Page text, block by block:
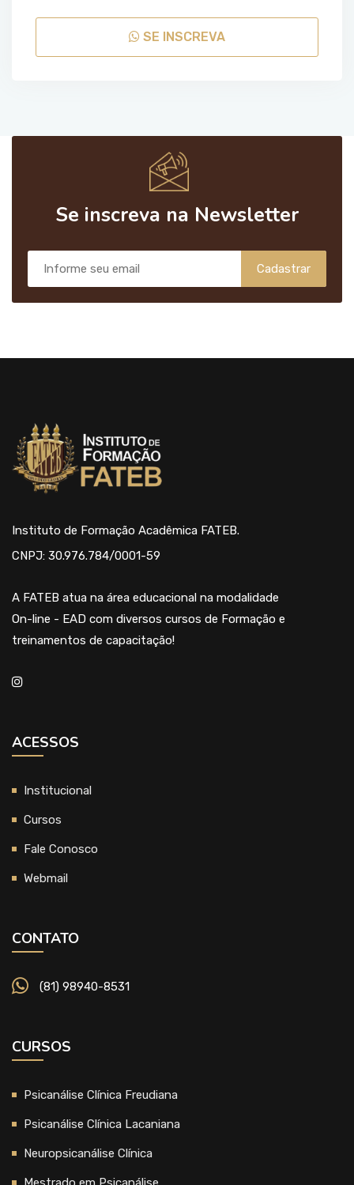
SE INSCREVA
Se inscreva na Newsletter
Cadastrar
Instituto de Formação Acadêmica FATEB.
CNPJ: 30.976.784/0001-59
A FATEB atua na área educacional na modalidade
On-line - EAD com diversos cursos de Formação e
treinamentos de capacitação!
ACESSOS
Institucional
Cursos
Fale Conosco
Webmail
CONTATO
(81) 98940-8531
CURSOS
Psicanálise Clínica Freudiana
Psicanálise Clínica Lacaniana
Neuropsicanálise Clínica